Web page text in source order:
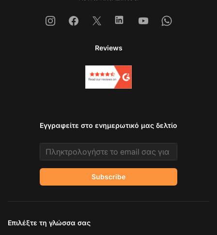
InstagramFacebook
X LinkedinYoutubeWhatsapp
Reviews
Εγγραφείτε στο ενημερωτικό μας δελτίο
Email address
Subscribe
Επιλέξτε τη γλώσσα σας